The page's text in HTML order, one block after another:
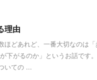
理由
ほどあれど、一番大切なのは
下がるのか」というお話です
いての ...